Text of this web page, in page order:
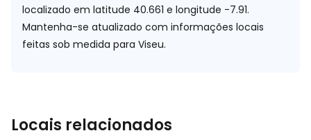
localizado em latitude 40.661 e longitude -7.91.
Mantenha-se atualizado com informações locais
feitas sob medida para Viseu.
Locais relacionados